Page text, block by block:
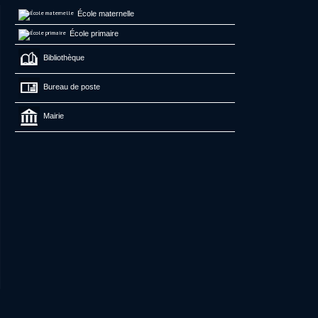
École maternelle
École primaire
Bibliothèque
Bureau de poste
Mairie